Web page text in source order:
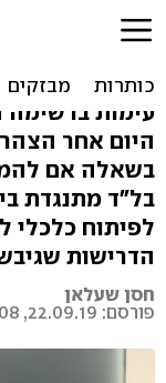
מתנגדת
עימות
היום אחר
בשאלה אם
בל"ד מתנגדת
לפיתוח כלכלי
הדרישות
חסן שעלאן
פורסם: 22.09.19, 10:08